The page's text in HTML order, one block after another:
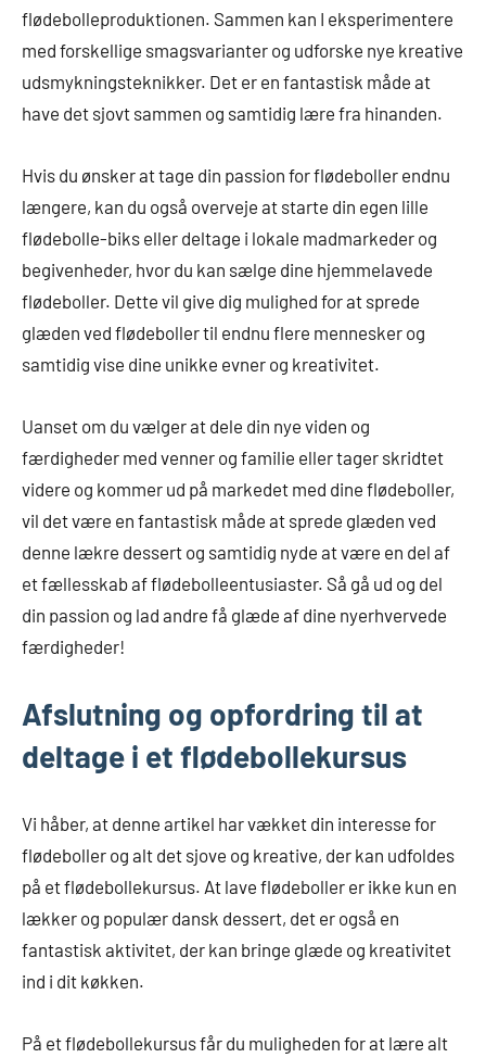
flødebolleproduktionen. Sammen kan I eksperimentere
med forskellige smagsvarianter og udforske nye kreative
udsmykningsteknikker. Det er en fantastisk måde at
have det sjovt sammen og samtidig lære fra hinanden.
Hvis du ønsker at tage din passion for flødeboller endnu
længere, kan du også overveje at starte din egen lille
flødebolle-biks eller deltage i lokale madmarkeder og
begivenheder, hvor du kan sælge dine hjemmelavede
flødeboller. Dette vil give dig mulighed for at sprede
glæden ved flødeboller til endnu flere mennesker og
samtidig vise dine unikke evner og kreativitet.
Uanset om du vælger at dele din nye viden og
færdigheder med venner og familie eller tager skridtet
videre og kommer ud på markedet med dine flødeboller,
vil det være en fantastisk måde at sprede glæden ved
denne lækre dessert og samtidig nyde at være en del af
et fællesskab af flødebolleentusiaster. Så gå ud og del
din passion og lad andre få glæde af dine nyerhvervede
færdigheder!
Afslutning og opfordring til at
deltage i et flødebollekursus
Vi håber, at denne artikel har vækket din interesse for
flødeboller og alt det sjove og kreative, der kan udfoldes
på et flødebollekursus. At lave flødeboller er ikke kun en
lækker og populær dansk dessert, det er også en
fantastisk aktivitet, der kan bringe glæde og kreativitet
ind i dit køkken.
På et flødebollekursus får du muligheden for at lære alt